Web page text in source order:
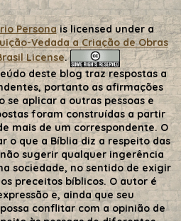
Personais licensed under a
Vedada a Criação de Obras
License.
deste blog traz respostas a
portanto as afirmações
se aplicar a outras pessoas e
foram construídas a partir
mais de um correspondente. O
o que a Bíblia diz a respeito das
sugerir qualquer ingerência
sociedade, no sentido de exigir
preceitos bíblicos. O autor é
e, ainda que seu
conflitar com a opinião de